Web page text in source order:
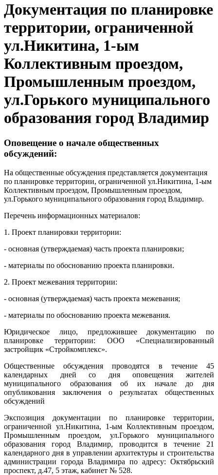
Документация по планировке
территории, ограниченной
ул.Никитина, 1-ым
Коллективным проездом,
Промышленным проездом,
ул.Горького муниципального
образования город Владимир
Оповещение о начале общественных
обсуждений:
На общественные обсуждения представляется документация
по планировке территории, ограниченной ул.Никитина, 1-ым
Коллективным проездом, Промышленным проездом,
ул.Горького муниципального образования город Владимир.
Перечень информационных материалов:
1. Проект планировки территории:
- основная (утверждаемая) часть проекта планировки;
- материалы по обоснованию проекта планировки.
2. Проект межевания территории:
- основная (утверждаемая) часть проекта межевания;
- материалы по обоснованию проекта межевания.
Юридическое лицо, предложившее документацию по
планировке территории: ООО «Специализированный
застройщик «Стройкомплекс».
Общественные обсуждения проводятся в течение 45
календарных дней со дня оповещения жителей
муниципального образования об их начале до дня
опубликования заключения о результатах общественных
обсуждений
Экспозиция документации по планировке территории,
ограниченной ул.Никитина, 1-ым Коллективным проездом,
Промышленным проездом, ул.Горького муниципального
образования город Владимир, проводится в течение 21
календарного дня в управлении архитектуры и строительства
администрации города Владимира по адресу: Октябрьский
проспект, д.47, 5 этаж, кабинет № 528.